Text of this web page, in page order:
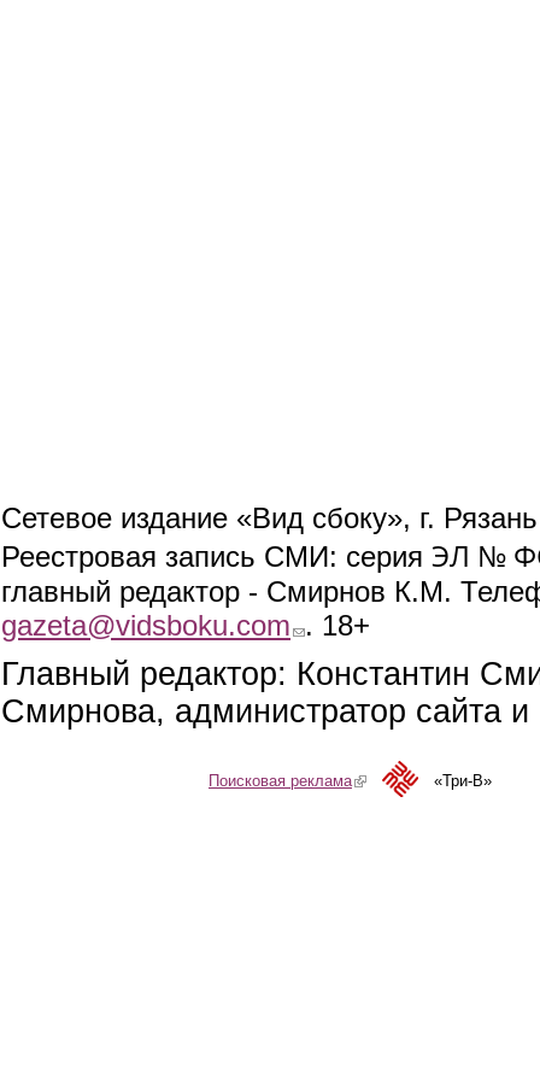
Сетевое издание «Вид сбоку», г.
Реестровая запись СМИ: серия ЭЛ №
главный редактор - Смирнов К.М.
gazeta@vidsboku.com (link sends e-mail)
. 18+
Главный редактор: Константин
Смирнова, администратор сайта
Поисковая реклама(link is external)«Три-В»